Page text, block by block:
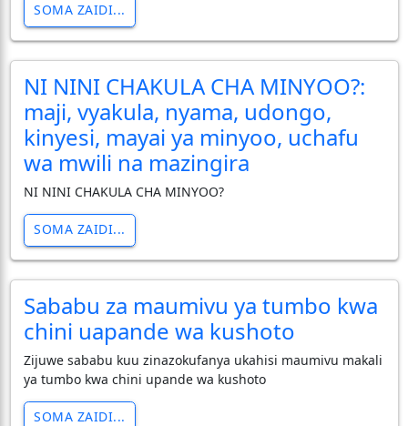
SOMA ZAIDI...
NI NINI CHAKULA CHA MINYOO?:
maji, vyakula, nyama, udongo,
kinyesi, mayai ya minyoo, uchafu
wa mwili na mazingira
NI NINI CHAKULA CHA MINYOO?
SOMA ZAIDI...
Sababu za maumivu ya tumbo kwa
chini uapande wa kushoto
Zijuwe sababu kuu zinazokufanya ukahisi maumivu makali
ya tumbo kwa chini upande wa kushoto
SOMA ZAIDI...